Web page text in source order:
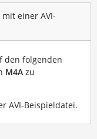
einer AVI-
den folgenden
M4Azu
AVI-Beispieldatei.